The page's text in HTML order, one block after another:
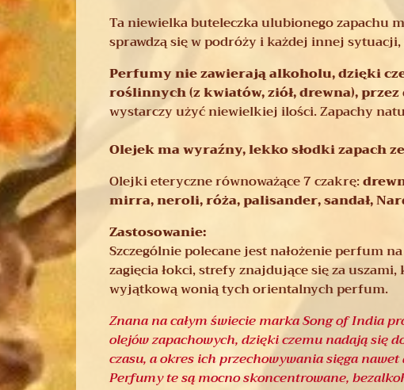
Ta niewielka buteleczka ulubionego zapachu
sprawdzą się w podróży i każdej innej
Perfumy nie zawierają alkoholu, dzięki
roślinnych (z kwiatów, ziół, drewna),
wystarczy użyć niewielkiej ilości. Zapachy
Olejek ma wyraźny, lekko słodki zapach
Olejki eteryczne równoważące 7 czakrę:
mirra, neroli, róża, palisander, sandał,
Zastosowanie:
Szczególnie polecane jest nałożenie perfum
zagięcia łokci, strefy znajdujące się za
wyjątkową wonią tych orientalnych perfum.
Znana na całym świecie marka Song of India
olejów zapachowych, dzięki czemu nadają się
czasu, a okres ich przechowywania sięga
Perfumy te są mocno skoncentrowane,